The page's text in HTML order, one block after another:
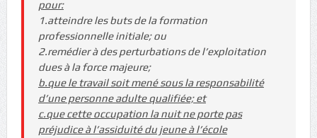
pour:
1.atteindre les buts de la formation
professionnelle initiale; ou
2.remédier à des perturbations de l’exploitation
dues à la force majeure;
b.que le travail soit mené sous la responsabilité
d’une personne adulte qualifiée; et
c.que cette occupation la nuit ne porte pas
préjudice à l’assiduité du jeune à l’école